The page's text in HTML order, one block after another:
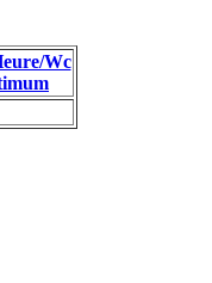
Wc